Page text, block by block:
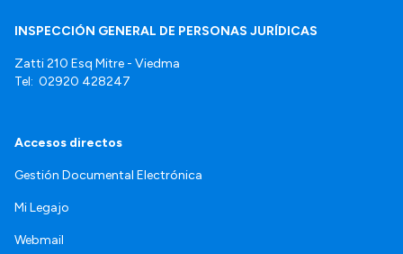
INSPECCIÓN GENERAL DE PERSONAS JURÍDICAS
Zatti 210 Esq Mitre - Viedma
Tel: 02920 428247
Accesos directos
Gestión Documental Electrónica
Mi Legajo
Webmail